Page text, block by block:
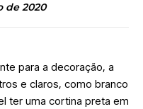
de 2020
para a decoração, a
e claros, como branco
ter uma cortina preta em